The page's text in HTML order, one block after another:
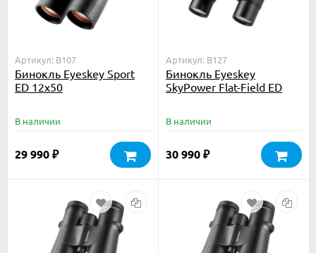
Артикул: B107
Бинокль Eyeskey Sport
ED 12x50
В наличии
29 990 ₽
Артикул: B127
Бинокль Eyeskey
SkyPower Flat-Field ED
В наличии
30 990 ₽